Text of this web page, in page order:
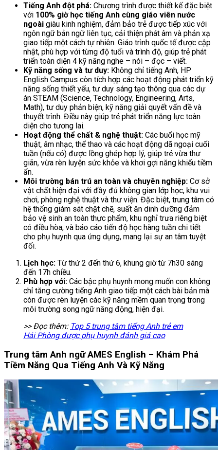
Tiếng Anh đột phá: Chương trình được thiết kế đặc biệt
với 100% giờ học tiếng Anh cùng giáo viên nước
ngoài giàu kinh nghiệm, đảm bảo trẻ được tiếp xúc với
ngôn ngữ bản ngữ liên tục, cải thiện phát âm và phản xạ
giao tiếp một cách tự nhiên. Giáo trình quốc tế được cập
nhật, phù hợp với từng độ tuổi và trình độ, giúp trẻ phát
triển toàn diện 4 kỹ năng nghe – nói – đọc – viết.
Kỹ năng sống và tư duy: Không chỉ tiếng Anh, HP
English Campus còn tích hợp các hoạt động phát triển kỹ
năng sống thiết yếu, tư duy sáng tạo thông qua các dự
án STEAM (Science, Technology, Engineering, Arts,
Math), tư duy phản biện, kỹ năng giải quyết vấn đề và
thuyết trình. Điều này giúp trẻ phát triển năng lực toàn
diện cho tương lai.
Hoạt động thể chất & nghệ thuật: Các buổi học mỹ
thuật, âm nhạc, thể thao và các hoạt động dã ngoại cuối
tuần (nếu có) được lồng ghép hợp lý, giúp trẻ vừa thư
giãn, vừa rèn luyện sức khỏe và khơi gợi năng khiếu tiềm
ẩn.
Môi trường bán trú an toàn và chuyên nghiệp: Cơ sở
vật chất hiện đại với đầy đủ không gian lớp học, khu vui
chơi, phòng nghệ thuật và thư viện. Đặc biệt, trung tâm có
hệ thống giám sát chặt chẽ, suất ăn dinh dưỡng đảm
bảo vệ sinh an toàn thực phẩm, khu nghỉ trưa riêng biệt
có điều hòa, và báo cáo tiến độ học hàng tuần chi tiết
cho phụ huynh qua ứng dụng, mang lại sự an tâm tuyệt
đối.
Lịch học: Từ thứ 2 đến thứ 6, khung giờ từ 7h30 sáng
đến 17h chiều.
Phù hợp với: Các bậc phụ huynh mong muốn con không
chỉ tăng cường tiếng Anh giao tiếp một cách bài bản mà
còn được rèn luyện các kỹ năng mềm quan trọng trong
môi trường song ngữ năng động, hiện đại.
>> Đọc thêm: Top 5 trung tâm tiếng Anh trẻ em
Hải Phòng được phụ huynh đánh giá cao
Trung tâm Anh ngữ AMES English – Khám Phá
Tiềm Năng Qua Tiếng Anh Và Kỹ Năng